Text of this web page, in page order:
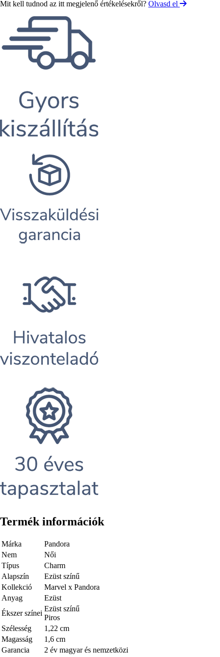
Mit kell tudnod az itt megjelenő értékelésekről? Olvasd el
Termék információk
Márka
Pandora
Nem
Női
Típus
Charm
Alapszín
Ezüst színű
Kollekció
Marvel x Pandora
Anyag
Ezüst
Ékszer színei
Ezüst színű
Piros
Szélesség
1,22 cm
Magasság
1,6 cm
Garancia
2 év magyar és nemzetközi